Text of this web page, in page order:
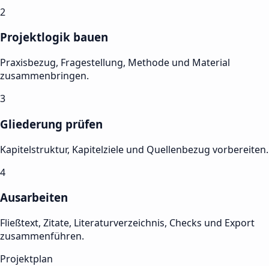
2
Projektlogik bauen
Praxisbezug, Fragestellung, Methode und Material
zusammenbringen.
3
Gliederung prüfen
Kapitelstruktur, Kapitelziele und Quellenbezug vorbereiten.
4
Ausarbeiten
Fließtext, Zitate, Literaturverzeichnis, Checks und Export
zusammenführen.
Projektplan